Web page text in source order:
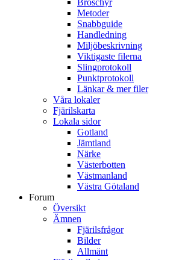
Metoder
Snabbguide
Handledning
Miljöbeskrivning
Viktigaste filerna
Slingprotokoll
Punktprotokoll
Länkar & mer filer
Våra lokaler
Fjärilskarta
Lokala sidor
Gotland
Jämtland
Närke
Västerbotten
Västmanland
Västra Götaland
Forum
Översikt
Ämnen
Fjärilsfrågor
Bilder
Allmänt